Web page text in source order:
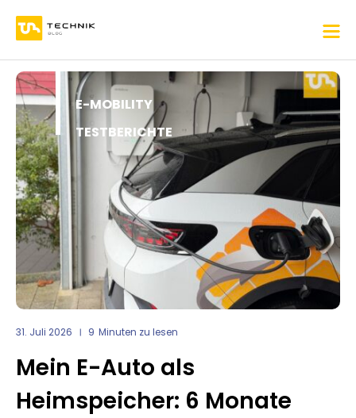
E-MOBILITY
TESTBERICHTE
31. Juli 2026 9 Minuten zu lesen
Mein E-Auto als
Heimspeicher: 6 Monate